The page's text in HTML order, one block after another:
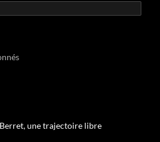
une trajectoire libre